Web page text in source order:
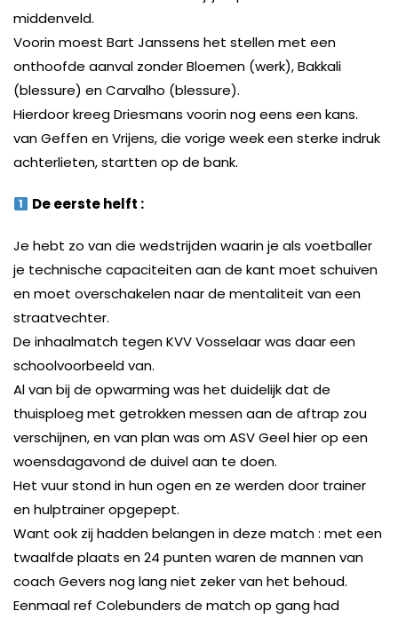
middenveld.
Voorin moest Bart Janssens het stellen met een
onthoofde aanval zonder Bloemen (werk), Bakkali
(blessure) en Carvalho (blessure).
Hierdoor kreeg Driesmans voorin nog eens een kans.
van Geffen en Vrijens, die vorige week een sterke indruk
achterlieten, startten op de bank.
De eerste helft :
Je hebt zo van die wedstrijden waarin je als voetballer
je technische capaciteiten aan de kant moet schuiven
en moet overschakelen naar de mentaliteit van een
straatvechter.
De inhaalmatch tegen KVV Vosselaar was daar een
schoolvoorbeeld van.
Al van bij de opwarming was het duidelijk dat de
thuisploeg met getrokken messen aan de aftrap zou
verschijnen, en van plan was om ASV Geel hier op een
woensdagavond de duivel aan te doen.
Het vuur stond in hun ogen en ze werden door trainer
en hulptrainer opgepept.
Want ook zij hadden belangen in deze match : met een
twaalfde plaats en 24 punten waren de mannen van
coach Gevers nog lang niet zeker van het behoud.
Eenmaal ref Colebunders de match op gang had